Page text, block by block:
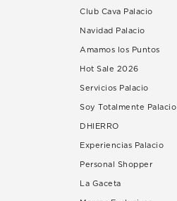
Club Cava Palacio
Navidad Palacio
Amamos los Puntos
Hot Sale 2026
Servicios Palacio
Soy Totalmente Palacio
DHIERRO
Experiencias Palacio
Personal Shopper
La Gaceta